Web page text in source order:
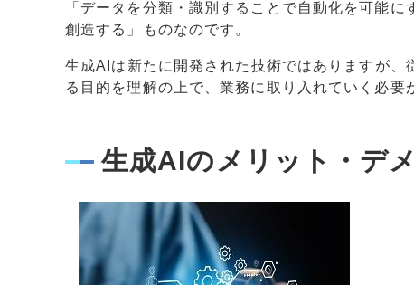
「データを分類・識別することで自動化を可能
創造する」ものなのです。
生成AIは新たに開発された技術ではありますが
る目的を理解の上で、業務に取り入れていく必要
生成AIのメリット・デ